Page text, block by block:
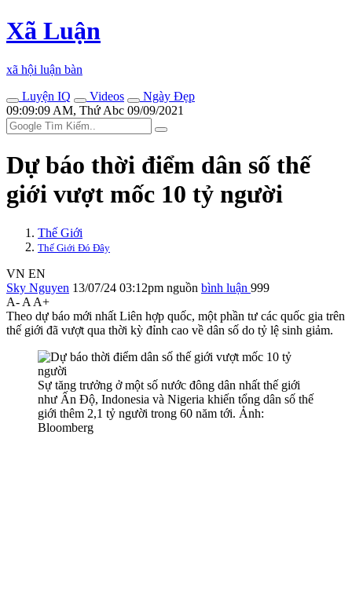
Xã Luận
xã hội luận bàn
Luyện IQ
Videos
Ngày Đẹp
09:09:09 AM, Thứ Abc 09/09/2021
Dự báo thời điểm dân số thế
giới vượt mốc 10 tỷ người
Thế Giới
Thế Giới Đó Đây
VN EN
Sky Nguyen 13/07/24 03:12pm nguồn bình luận 999
A- A A+
Theo dự báo mới nhất Liên hợp quốc, một phần tư các quốc gia trên
thế giới đã vượt qua thời kỳ đỉnh cao về dân số do tỷ lệ sinh giảm.
Sự tăng trưởng ở một số nước đông dân nhất thế giới
như Ấn Độ, Indonesia và Nigeria khiến tổng dân số thế
giới thêm 2,1 tỷ người trong 60 năm tới. Ảnh:
Bloomberg